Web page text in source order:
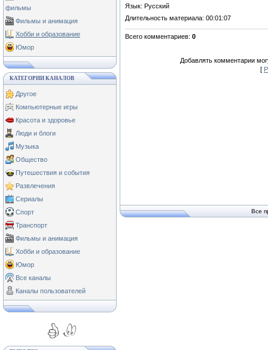
фильмы
Фильмы и анимация
Хобби и образование
Юмор
КАТЕГОРИИ КАНАЛОВ
Другое
Компьютерные игры
Красота и здоровье
Люди и блоги
Музыка
Общество
Путешествия и события
Развлечения
Сериалы
Спорт
Транспорт
Фильмы и анимация
Хобби и образование
Юмор
Все каналы
Каналы пользователей
Язык: Русский
Длительность материала: 00:01:07
Всего комментариев: 0
Добавлять комментарии
[
Все